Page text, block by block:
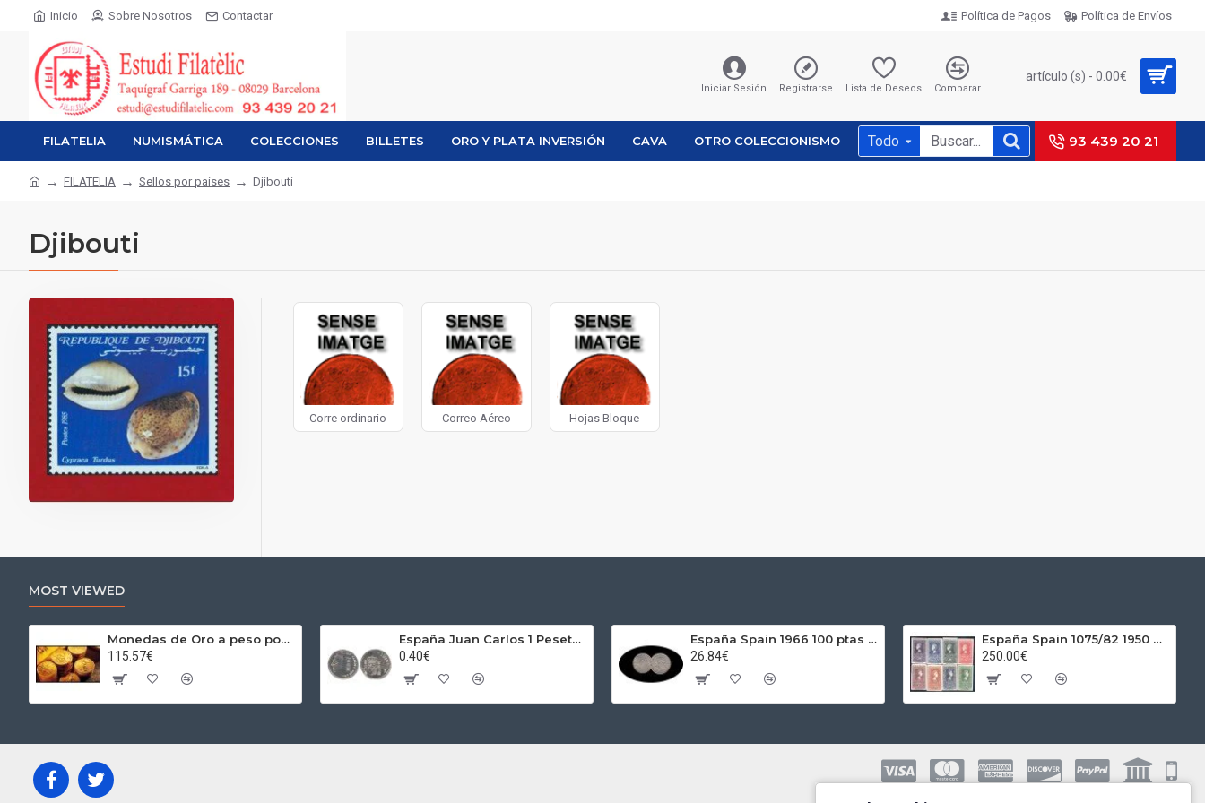
Inicio Sobre Nosotros Contactar Política de Pagos Política de Envíos
Iniciar Sesión Registrarse Lista de Deseos Comparar
artículo (s) - 0.00€
FILATELIA NUMISMÁTICA COLECCIONES BILLETES ORO Y PLATA INVERSIÓN CAVA OTRO COLECCIONISMO Todo 93 439 20 21
FILATELIA Sellos por países Djibouti
Djibouti
Corre ordinario Correo Aéreo Hojas Bloque
MOST VIEWED
Monedas de Oro a peso por gramos al precio del día + 2,5% Au
115.57€
España Juan Carlos 1 Peseta JC 1989 Madrid ND
0.40€
España Spain 1966 100 ptas Franco Plata Ag
26.84€
España Spain 1075/82 1950 Centenario del sello MNH
250.00€